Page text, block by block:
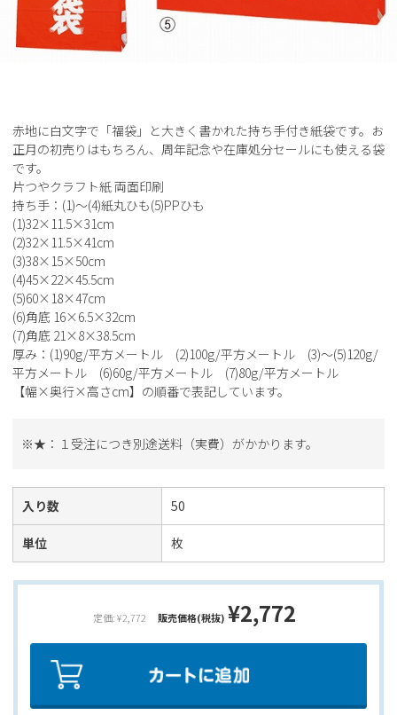
赤地に白文字で「福袋」と大きく書かれた持ち手付き紙袋です。お
正月の初売りはもちろん、周年記念や在庫処分セールにも使える袋
です。
片つやクラフト紙 両面印刷
持ち手：(1)～(4)紙丸ひも(5)PPひも
(1)32×11.5×31cm
(2)32×11.5×41cm
(3)38×15×50cm
(4)45×22×45.5cm
(5)60×18×47cm
(6)角底 16×6.5×32cm
(7)角底 21×8×38.5cm
厚み：(1)90g/平方メートル (2)100g/平方メートル (3)～(5)120g/
平方メートル (6)60g/平方メートル (7)80g/平方メートル
【幅×奥行×高さcm】の順番で表記しています。
※★：１受注につき別途送料（実費）がかかります。
入り数 50
単位 枚
定価: ¥2,772 販売価格(税抜) ¥2,772